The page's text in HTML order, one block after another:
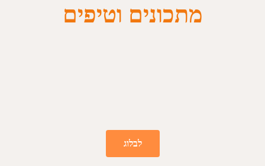
מתכונים וטיפים
לבלוג